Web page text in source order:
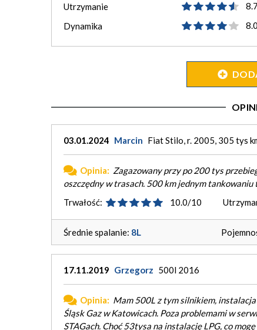
Utrzymanie
Dynamika
03.01.2024 Marcin Fiat Stilo, r. 2005, 305 tys
Opinia: Zagazowany przy po 200 tys
oszczędny w trasach. 500 km jednym tankowaniu
Trwałość:
10.0/10
Średnie spalanie: 8L
17.11.2019 Grzegorz 500l 2016
Opinia: Mam 500L z tym silnikiem,
Śląsk Gaz w Katowicach. Poza problemami w
STAGach. Choć 53tysa na instalację LPG, co